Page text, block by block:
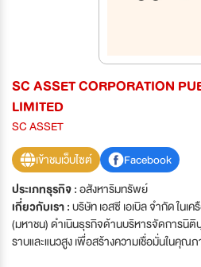
SC ASSET CORPORATION
LIMITED
SC ASSET
เข้าชมเว็บไซต์
Facebook
ประเภทธุรกิจ :อสังหาริมทรัพย์
เกี่ยวกับเรา :บริษัท เอสซี เอเบิล จำกัด ในเ
(มหาชน) ดำเนินธุรกิจด้านบริหารจัดการนิติบุคคลฯ และชุมชนที่อยู่อาศัยทั้งแนว
ราบและแนวสูง เพื่อสร้างความเชื่อมั่นในคุณภาพงานบริการระดับสูงให้กับลูกค้า